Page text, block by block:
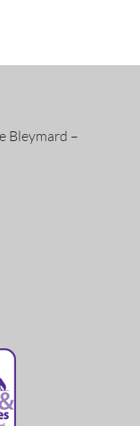
Bleymard –